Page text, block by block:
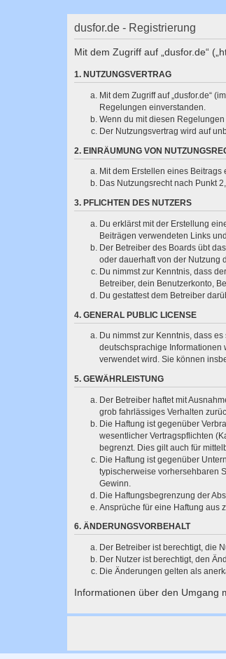
dusfor.de - Registrierung
Mit dem Zugriff auf „dusfor.de“
1. NUTZUNGSVERTRAG
Mit dem Zugriff auf „dusfor.de“
Regelungen einverstanden.
Wenn du mit diesen
Der Nutzungsvertrag wird auf
2. EINRÄUMUNG VON
Mit dem Erstellen eines
Das Nutzungsrecht nach Punkt
3. PFLICHTEN DES NUTZERS
Du erklärst mit der Erstellung
Beiträgen verwendeten Links
Der Betreiber des Boards übt
oder dauerhaft von der Nutzung
Du nimmst zur Kenntnis, dass
Betreiber, dein Benutzerkonto,
Du gestattest dem Betreiber
4. GENERAL PUBLIC LICENSE
Du nimmst zur Kenntnis, dass
deutschsprachige Informationen
verwendet wird. Sie können
5. GEWÄHRLEISTUNG
Der Betreiber haftet mit
grob fahrlässiges Verhalten
Die Haftung ist gegenüber
wesentlicher Vertragspflichten
begrenzt. Dies gilt auch für
Die Haftung ist gegenüber
typischerweise vorhersehbaren
Gewinn.
Die Haftungsbegrenzung der
Ansprüche für eine Haftung aus
6. ÄNDERUNGSVORBEHALT
Der Betreiber ist berechtigt, die
Der Nutzer ist berechtigt, den
Die Änderungen gelten als
Informationen über den Umgang